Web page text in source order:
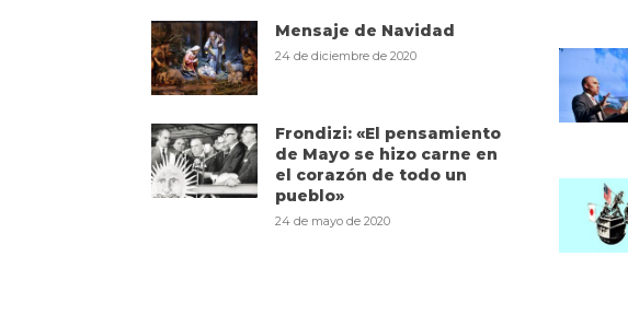
Mensaje de Navidad
24 de diciembre de 2020
Frondizi: «El pensamiento
de Mayo se hizo carne en
el corazón de todo un
pueblo»
24 de mayo de 2020